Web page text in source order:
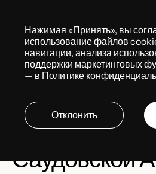
Services
Регистрация
знаков,
авторских
Саудовской
Нажимая «Принять», вы
использование файлов
навигации, анализа
поддержки маркетинговых
— в Политике
Отклонить